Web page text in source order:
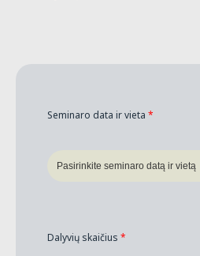
Seminaro data ir vieta *
Dalyvių skaičius *